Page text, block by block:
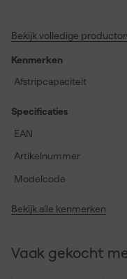
gereedschapskist.
op lastig bereikbare
Dankzij de slimme
één: van ronde- en
Bekijk volledige
Kenmerken
Afstripcapaciteit
Specificaties
EAN
Artikelnummer
Modelcode
Bekijk alle kenmerken
Vaak gekocht